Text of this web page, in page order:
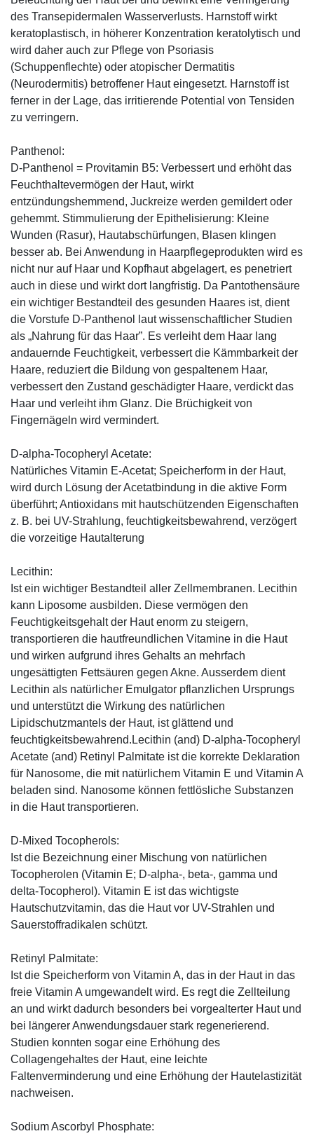
des Transepidermalen Wasserverlusts. Harnstoff wirkt
keratoplastisch, in höherer Konzentration keratolytisch und
wird daher auch zur Pflege von Psoriasis
(Schuppenflechte) oder atopischer Dermatitis
(Neurodermitis) betroffener Haut eingesetzt. Harnstoff ist
ferner in der Lage, das irritierende Potential von Tensiden
zu verringern.
Panthenol:
D-Panthenol = Provitamin B5: Verbessert und erhöht das
Feuchthaltevermögen der Haut, wirkt
entzündungshemmend, Juckreize werden gemildert oder
gehemmt. Stimmulierung der Epithelisierung: Kleine
Wunden (Rasur), Hautabschürfungen, Blasen klingen
besser ab. Bei Anwendung in Haarpflegeprodukten wird es
nicht nur auf Haar und Kopfhaut abgelagert, es penetriert
auch in diese und wirkt dort langfristig. Da Pantothensäure
ein wichtiger Bestandteil des gesunden Haares ist, dient
die Vorstufe D-Panthenol laut wissenschaftlicher Studien
als „Nahrung für das Haar”. Es verleiht dem Haar lang
andauernde Feuchtigkeit, verbessert die Kämmbarkeit der
Haare, reduziert die Bildung von gespaltenem Haar,
verbessert den Zustand geschädigter Haare, verdickt das
Haar und verleiht ihm Glanz. Die Brüchigkeit von
Fingernägeln wird vermindert.
D-alpha-Tocopheryl Acetate:
Natürliches Vitamin E-Acetat; Speicherform in der Haut,
wird durch Lösung der Acetatbindung in die aktive Form
überführt; Antioxidans mit hautschützenden Eigenschaften
z. B. bei UV-Strahlung, feuchtigkeitsbewahrend, verzögert
die vorzeitige Hautalterung
Lecithin:
Ist ein wichtiger Bestandteil aller Zellmembranen. Lecithin
kann Liposome ausbilden. Diese vermögen den
Feuchtigkeitsgehalt der Haut enorm zu steigern,
transportieren die hautfreundlichen Vitamine in die Haut
und wirken aufgrund ihres Gehalts an mehrfach
ungesättigten Fettsäuren gegen Akne. Ausserdem dient
Lecithin als natürlicher Emulgator pflanzlichen Ursprungs
und unterstützt die Wirkung des natürlichen
Lipidschutzmantels der Haut, ist glättend und
feuchtigkeitsbewahrend.Lecithin (and) D-alpha-Tocopheryl
Acetate (and) Retinyl Palmitate ist die korrekte Deklaration
für Nanosome, die mit natürlichem Vitamin E und Vitamin A
beladen sind. Nanosome können fettlösliche Substanzen
in die Haut transportieren.
D-Mixed Tocopherols:
Ist die Bezeichnung einer Mischung von natürlichen
Tocopherolen (Vitamin E; D-alpha-, beta-, gamma und
delta-Tocopherol). Vitamin E ist das wichtigste
Hautschutzvitamin, das die Haut vor UV-Strahlen und
Sauerstoffradikalen schützt.
Retinyl Palmitate:
Ist die Speicherform von Vitamin A, das in der Haut in das
freie Vitamin A umgewandelt wird. Es regt die Zellteilung
an und wirkt dadurch besonders bei vorgealterter Haut und
bei längerer Anwendungsdauer stark regenerierend.
Studien konnten sogar eine Erhöhung des
Collagengehaltes der Haut, eine leichte
Faltenverminderung und eine Erhöhung der Hautelastizität
nachweisen.
Sodium Ascorbyl Phosphate: